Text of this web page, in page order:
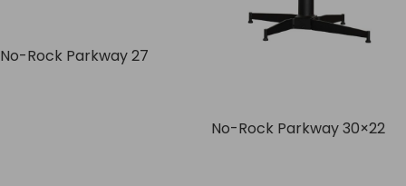
No-Rock Parkway 27
No-Rock Parkway 30×22